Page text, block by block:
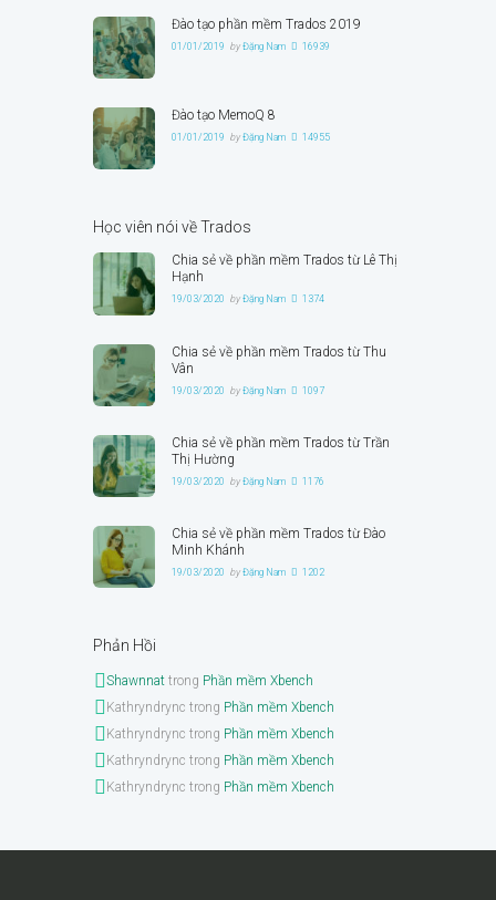
Đào tạo phần mềm Trados 2019
01/01/2019 byĐặng Nam 16939
Đào tạo MemoQ 8
01/01/2019 byĐặng Nam 14955
Học viên nói về Trados
Chia sẻ về phần mềm Trados từ Lê Thị
Hạnh
19/03/2020 byĐặng Nam 1374
Chia sẻ về phần mềm Trados từ Thu
Vân
19/03/2020 byĐặng Nam 1097
Chia sẻ về phần mềm Trados từ Trần
Thị Hường
19/03/2020 byĐặng Nam 1176
Chia sẻ về phần mềm Trados từ Đào
Minh Khánh
19/03/2020 byĐặng Nam 1202
Phản Hồi
Shawnnat trong Phần mềm Xbench
Kathryndrync trong Phần mềm Xbench
Kathryndrync trong Phần mềm Xbench
Kathryndrync trong Phần mềm Xbench
Kathryndrync trong Phần mềm Xbench